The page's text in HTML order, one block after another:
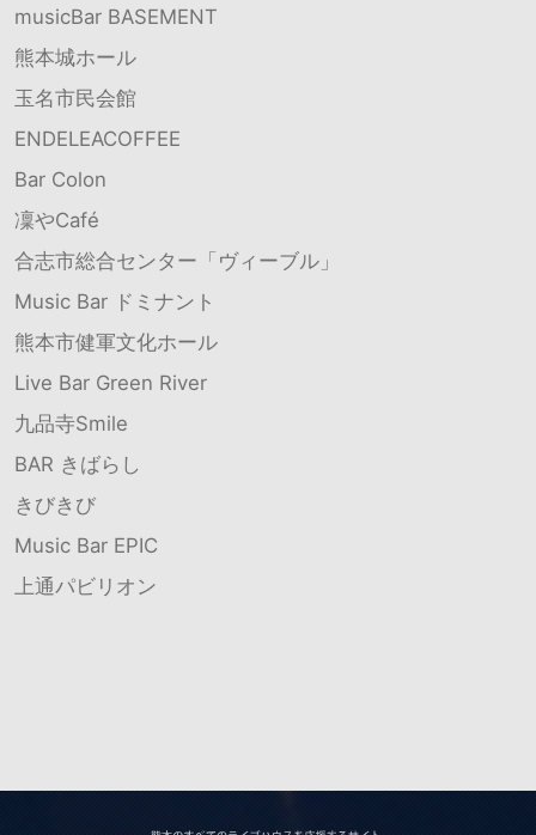
musicBar BASEMENT
熊本城ホール
玉名市民会館
ENDELEACOFFEE
Bar Colon
凜やCafé
合志市総合センター「ヴィーブル」
Music Bar ドミナント
熊本市健軍文化ホール
Live Bar Green River
九品寺Smile
BAR きばらし
きびきび
Music Bar EPIC
上通パビリオン